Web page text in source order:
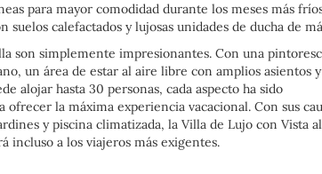
para mayor comodidad durante los meses más
suelos calefactados y lujosas unidades de ducha de
son simplemente impresionantes. Con una
un área de estar al aire libre con amplios asientos
alojar hasta 30 personas, cada aspecto ha sido
ofrecer la máxima experiencia vacacional. Con sus
y piscina climatizada, la Villa de Lujo con Vista
incluso a los viajeros más exigentes.